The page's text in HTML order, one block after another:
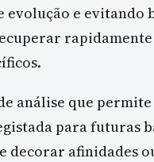
evolução e
análise que
para futuras
decorar afinidades